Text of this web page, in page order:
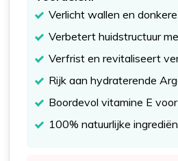
Verlicht wallen en
Verbetert huidstructuur
Verfrist en revitaliseert
Rijk aan hydraterende
Boordevol vitamine E
100% natuurlijke